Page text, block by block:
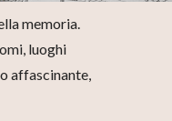
memoria.
luoghi
affascinante,